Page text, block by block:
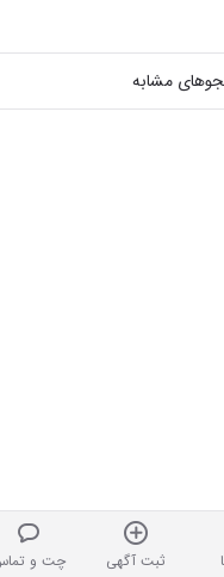
ثبت آگهی چت و
مشابه